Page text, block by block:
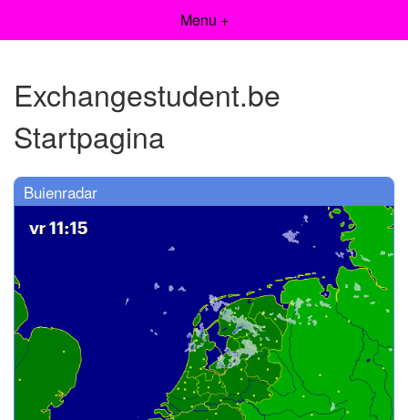
Menu +
Exchangestudent.be
Startpagina
Buienradar